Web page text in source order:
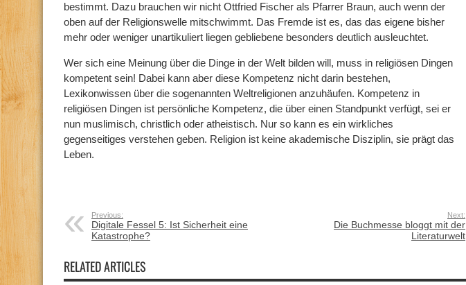
bestimmt. Dazu brauchen wir nicht Ottfried Fischer als Pfarrer Braun, auch wenn der
oben auf der Religionswelle mitschwimmt. Das Fremde ist es, das das eigene bisher
mehr oder weniger unartikuliert liegen gebliebene besonders deutlich ausleuchtet.
Wer sich eine Meinung über die Dinge in der Welt bilden will, muss in religiösen Dingen
kompetent sein! Dabei kann aber diese Kompetenz nicht darin bestehen,
Lexikonwissen über die sogenannten Weltreligionen anzuhäufen. Kompetenz in
religiösen Dingen ist persönliche Kompetenz, die über einen Standpunkt verfügt, sei er
nun muslimisch, christlich oder atheistisch. Nur so kann es ein wirkliches
gegenseitiges verstehen geben. Religion ist keine akademische Disziplin, sie prägt das
Leben.
Previous:
Digitale Fessel 5: Ist Sicherheit eine
Katastrophe?
Next:
Die Buchmesse bloggt mit der
Literaturwelt
RELATED ARTICLES